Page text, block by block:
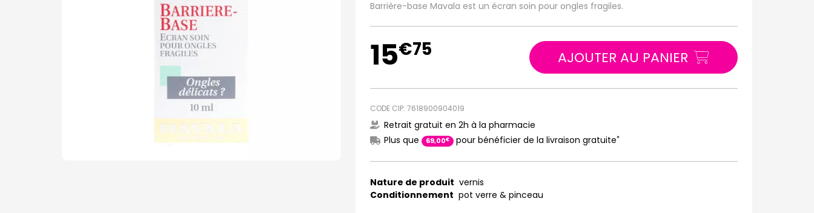
Barrière-base Mavala est un écran soin pour ongles fragiles.
15€75 AJOUTER AU PANIER
CODE CIP: 7618900904019
Retrait gratuit en 2h à la pharmacie
Plus que
69,00€ pour bénéficier de la livraison gratuite*
Nature de produit vernis
Conditionnement pot verre & pinceau